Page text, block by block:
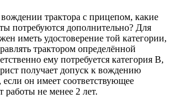
трактора с прицепом, какие
потребуются дополнительно? Для
иметь удостоверение той категории,
трактором определённой
ему потребуется категория B,
получает допуск к вождению
он имеет соответствующее
работы не менее 2 лет.